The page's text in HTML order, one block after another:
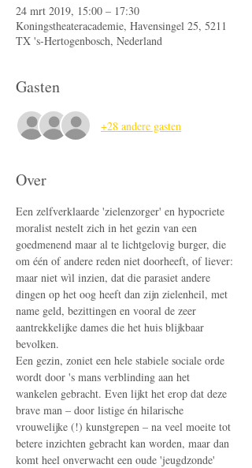
24 mrt 2019, 15:00 – 17:30
Koningstheateracademie, Havensingel 25, 5211
TX 's-Hertogenbosch, Nederland
Gasten
+28 andere gasten
Over
Een zelfverklaarde 'zielenzorger' en hypocriete
moralist nestelt zich in het gezin van een
goedmenend maar al te lichtgelovig burger, die
om één of andere reden niet doorheeft, of liever:
maar niet wìl inzien, dat die parasiet andere
dingen op het oog heeft dan zijn zielenheil, met
name geld, bezittingen en vooral de zeer
aantrekkelijke dames die het huis blijkbaar
bevolken.
Een gezin, zoniet een hele stabiele sociale orde
wordt door 's mans verblinding aan het
wankelen gebracht. Even lijkt het erop dat deze
brave man – door listige én hilarische
vrouwelijke (!) kunstgrepen – na veel moeite tot
betere inzichten gebracht kan worden, maar dan
komt heel onverwacht een oude 'jeugdzonde'